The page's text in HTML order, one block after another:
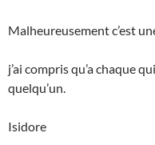
Malheureusement c’est
j’ai compris qu’a chaque
quelqu’un.
Isidore